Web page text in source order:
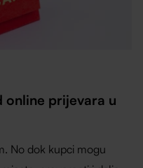
online prijevara u
No dok kupci mogu